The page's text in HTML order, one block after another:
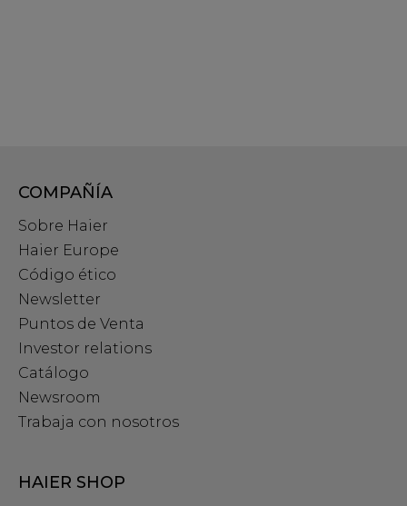
COMPAÑÍA
Sobre Haier
Haier Europe
Código ético
Newsletter
Puntos de Venta
Investor relations
Catálogo
Newsroom
Trabaja con nosotros
HAIER SHOP